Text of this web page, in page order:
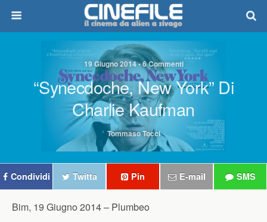
19 Giugno 2014 • 6 Commenti
“Synecdoche, New York” Di
Charlie Kaufman
Tommaso Tocci
Condividi Twitta Pin E-mail SMS
Bim, 19 Giugno 2014 – Plumbeo